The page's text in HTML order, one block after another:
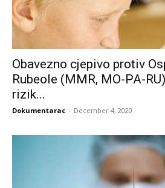
Obavezno cjepivo protiv
Rubeole (MMR, MO-PA-
rizik...
Dokumentarac - December 4, 2020